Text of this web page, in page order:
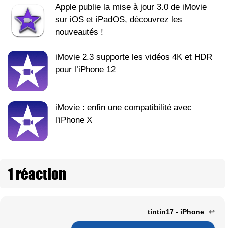
Apple publie la mise à jour 3.0 de iMovie
sur iOS et iPadOS, découvrez les
nouveautés !
iMovie 2.3 supporte les vidéos 4K et HDR
pour l’iPhone 12
iMovie : enfin une compatibilité avec
l'iPhone X
1 réaction
tintin17 - iPhone ↩